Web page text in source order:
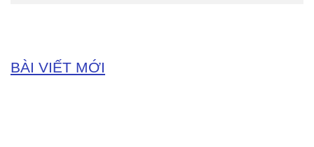
BÀI VIẾT MỚI